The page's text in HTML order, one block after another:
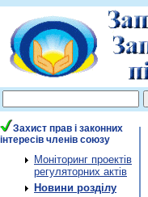
Захист прав і законних
інтересів членів союзу
Моніторинг проектів
регуляторних актів
Новини розділу